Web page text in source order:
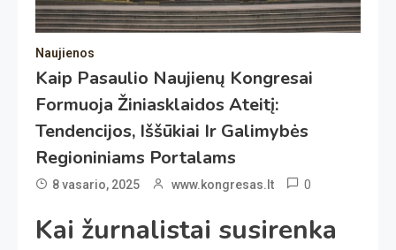
Naujienos
Kaip Pasaulio Naujienų Kongresai
Formuoja Žiniasklaidos Ateitį:
Tendencijos, Iššūkiai Ir Galimybės
Regioniniams Portalams
8 vasario, 2025 www.kongresas.lt 0
Kai žurnalistai susirenka